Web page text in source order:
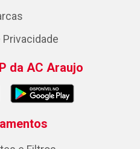
Privacidade
da AC Araujo